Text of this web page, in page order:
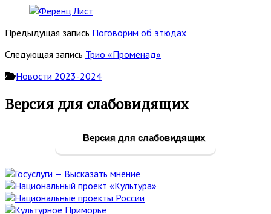
Предыдущая запись Поговорим об этюдах
Следующая запись Трио «Променад»
Новости 2023-2024
Основная
Версия для слабовидящих
Версия для слабовидящих